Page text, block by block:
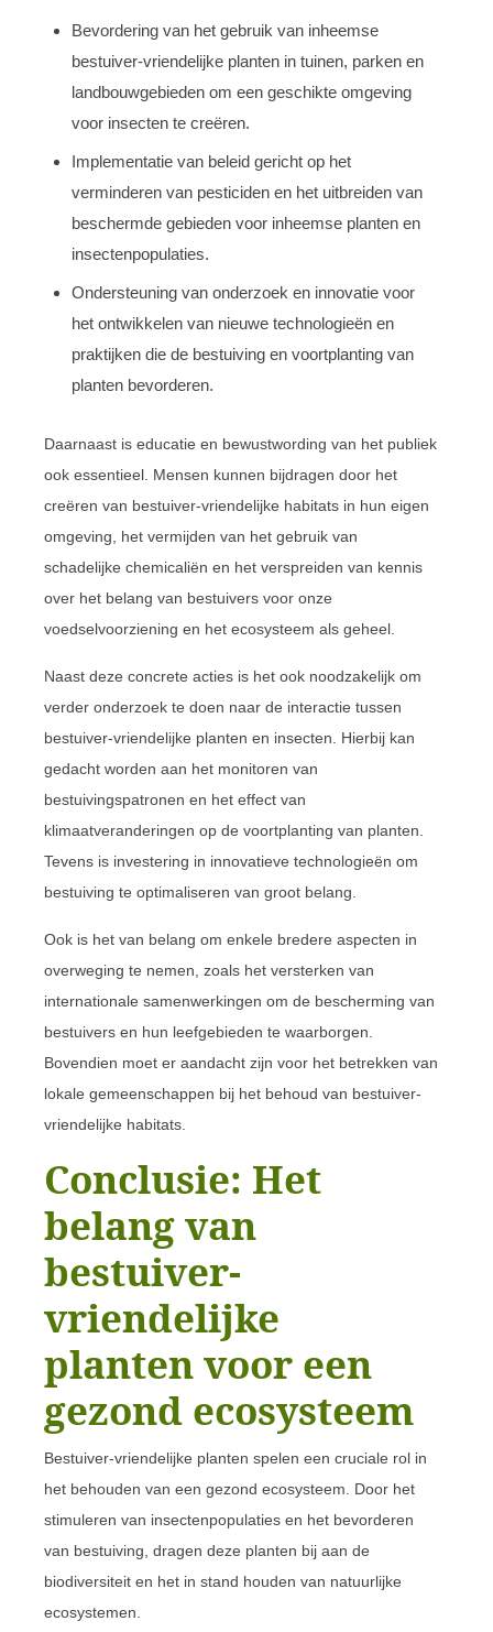
Bevordering van het gebruik van inheemse
bestuiver-vriendelijke planten in tuinen, parken en
landbouwgebieden om een geschikte omgeving
voor insecten te creëren.
Implementatie van beleid gericht op het
verminderen van pesticiden en het uitbreiden van
beschermde gebieden voor inheemse planten en
insectenpopulaties.
Ondersteuning van onderzoek en innovatie voor
het ontwikkelen van nieuwe technologieën en
praktijken die de bestuiving en voortplanting van
planten bevorderen.
Daarnaast is educatie en bewustwording van het publiek
ook essentieel. Mensen kunnen bijdragen door het
creëren van bestuiver-vriendelijke habitats in hun eigen
omgeving, het vermijden van het gebruik van
schadelijke chemicaliën en het verspreiden van kennis
over het belang van bestuivers voor onze
voedselvoorziening en het ecosysteem als geheel.
Naast deze concrete acties is het ook noodzakelijk om
verder onderzoek te doen naar de interactie tussen
bestuiver-vriendelijke planten en insecten. Hierbij kan
gedacht worden aan het monitoren van
bestuivingspatronen en het effect van
klimaatveranderingen op de voortplanting van planten.
Tevens is investering in innovatieve technologieën om
bestuiving te optimaliseren van groot belang.
Ook is het van belang om enkele bredere aspecten in
overweging te nemen, zoals het versterken van
internationale samenwerkingen om de bescherming van
bestuivers en hun leefgebieden te waarborgen.
Bovendien moet er aandacht zijn voor het betrekken van
lokale gemeenschappen bij het behoud van bestuiver-
vriendelijke habitats.
Conclusie: Het
belang van
bestuiver-
vriendelijke
planten voor een
gezond ecosysteem
Bestuiver-vriendelijke planten spelen een cruciale rol in
het behouden van een gezond ecosysteem. Door het
stimuleren van insectenpopulaties en het bevorderen
van bestuiving, dragen deze planten bij aan de
biodiversiteit en het in stand houden van natuurlijke
ecosystemen.